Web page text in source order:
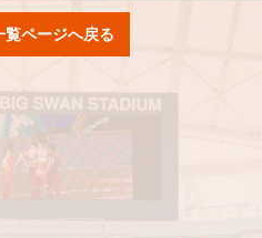
覧ページへ戻る